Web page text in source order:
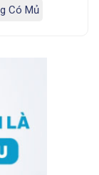
Có Mủ